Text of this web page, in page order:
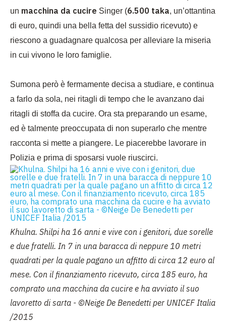
un macchina da cucire Singer (6.500 taka, un’ottantina
di euro, quindi una bella fetta del sussidio ricevuto) e
riescono a guadagnare qualcosa per alleviare la miseria
in cui vivono le loro famiglie.
Sumona però è fermamente decisa a studiare, e continua
a farlo da sola, nei ritagli di tempo che le avanzano dai
ritagli di stoffa da cucire. Ora sta preparando un esame,
ed è talmente preoccupata di non superarlo che mentre
racconta si mette a piangere. Le piacerebbe lavorare in
Polizia e prima di sposarsi vuole riuscirci.
Khulna. Shilpi ha 16 anni e vive con i genitori, due sorelle
e due fratelli. In 7 in una baracca di neppure 10 metri
quadrati per la quale pagano un affitto di circa 12 euro al
mese. Con il finanziamento ricevuto, circa 185 euro, ha
comprato una macchina da cucire e ha avviato il suo
lavoretto di sarta - ©Neige De Benedetti per UNICEF Italia
/2015